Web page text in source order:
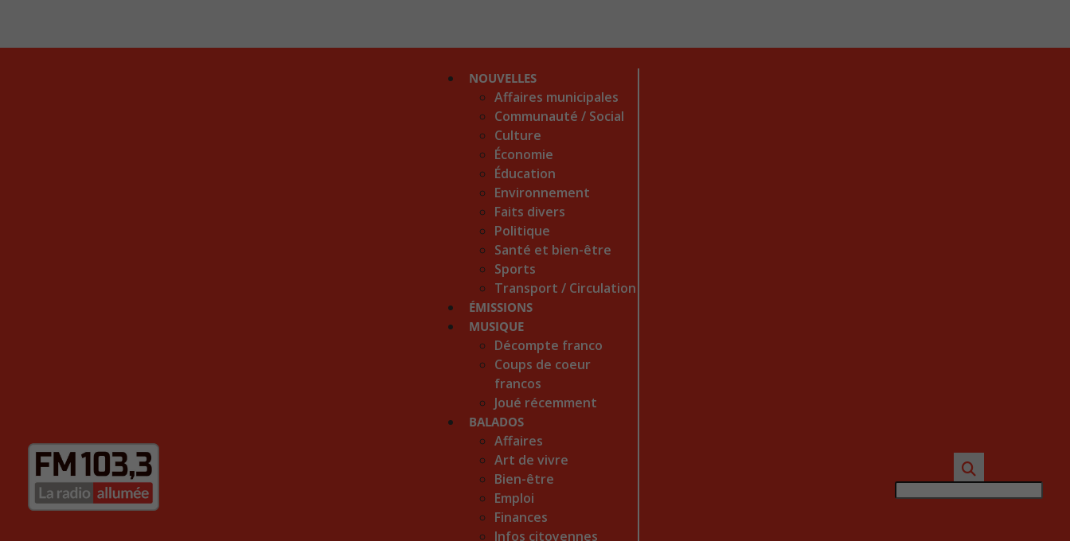
NOUVELLES
Affaires municipales
Communauté / Social
Culture
Économie
Éducation
Environnement
Faits divers
Politique
Santé et bien-être
Sports
Transport / Circulation
ÉMISSIONS
MUSIQUE
Décompte franco
Coups de coeur
francos
Joué récemment
BALADOS
Affaires
Art de vivre
Bien-être
Emploi
Finances
Infos citoyennes